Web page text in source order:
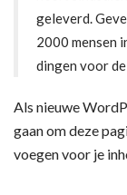
geleverd.
2000 mensen
dingen voor
Als nieuwe
gaan om deze
voegen voor je